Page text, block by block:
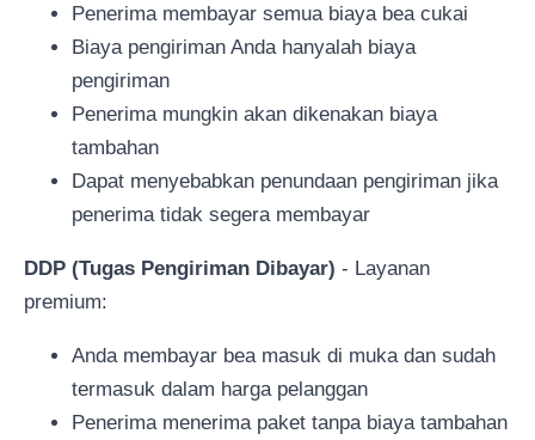
Penerima membayar semua biaya bea cukai
Biaya pengiriman Anda hanyalah biaya
pengiriman
Penerima mungkin akan dikenakan biaya
tambahan
Dapat menyebabkan penundaan pengiriman jika
penerima tidak segera membayar
DDP (Tugas Pengiriman Dibayar) - Layanan
premium:
Anda membayar bea masuk di muka dan sudah
termasuk dalam harga pelanggan
Penerima menerima paket tanpa biaya tambahan